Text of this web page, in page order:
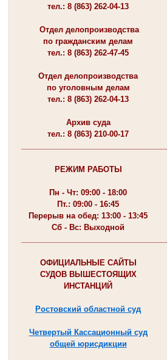
тел.: 8 (863) 262-04-13
Отдел делопроизводства
по гражданским делам
тел.: 8 (863) 262-47-45
Отдел делопроизводства
по уголовным делам
тел.: 8 (863) 262-04-13
Архив суда
тел.: 8 (863) 210-00-17
РЕЖИМ РАБОТЫ
Пн - Чт: 09:00 - 18:00
Пт.: 09:00 - 16:45
Перерыв на обед: 13:00 - 13:45
Сб - Вс: Выходной
ОФИЦИАЛЬНЫЕ САЙТЫ
СУДОВ ВЫШЕСТОЯЩИХ
ИНСТАНЦИЙ
Ростовский областной суд
Четвертый Кассационный суд
общей юрисдикции